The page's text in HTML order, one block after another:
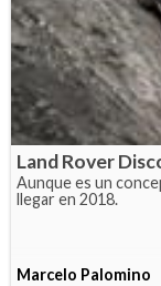
Land Rover
Aunque es un
llegar en 2018.
Marcelo Palomino